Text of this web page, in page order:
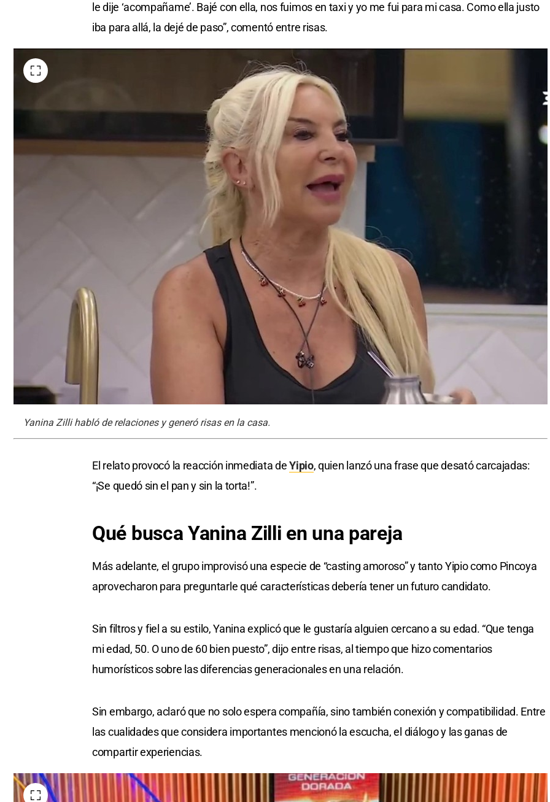
le dije ‘acompañame’. Bajé con ella, nos fuimos en taxi y yo me fui para mi casa. Como ella justo
iba para allá, la dejé de paso”, comentó entre risas.
Yanina Zilli habló de relaciones y generó risas en la casa.
El relato provocó la reacción inmediata deYipio, quien lanzó una frase que desató carcajadas:
“¡Se quedó sin el pan y sin la torta!”.
Qué busca Yanina Zilli en una pareja
Más adelante, el grupo improvisó una especie de “casting amoroso” y tanto Yipio como Pincoya
aprovecharon para preguntarle qué características debería tener un futuro candidato.
Sin filtros y fiel a su estilo, Yanina explicó que le gustaría alguien cercano a su edad. “Que tenga
mi edad, 50. O uno de 60 bien puesto”, dijo entre risas, al tiempo que hizo comentarios
humorísticos sobre las diferencias generacionales en una relación.
Sin embargo, aclaró que no solo espera compañía, sino también conexión y compatibilidad. Entre
las cualidades que considera importantes mencionó la escucha, el diálogo y las ganas de
compartir experiencias.